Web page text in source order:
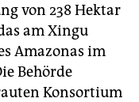
von 238 Hektar
am Xingu
Amazonas im
Behörde
Konsortium